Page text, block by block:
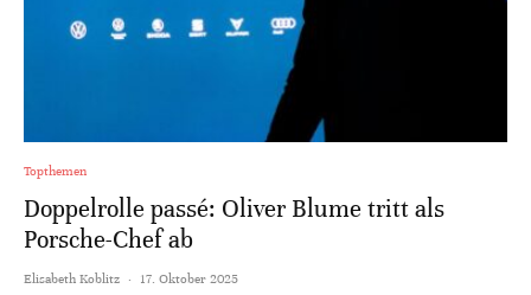
Topthemen
Doppelrolle passé: Oliver Blume tritt als
Porsche-Chef ab
Elisabeth Koblitz · 17. Oktober 2025